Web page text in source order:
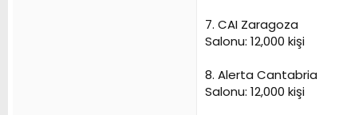
7. CAI Zaragoza
Salonu: 12,000 kişi
8. Alerta Cantabria
Salonu: 12,000 kişi